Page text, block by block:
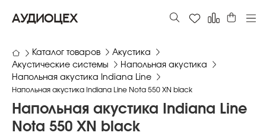
АУДИОЦЕХ
Каталог товаров
Акустика
Акустические системы
Напольная акустика
Напольная акустика Indiana Line
Напольная акустика Indiana Line Nota 550 XN black
Напольная акустика Indiana Line
Nota 550 XN black